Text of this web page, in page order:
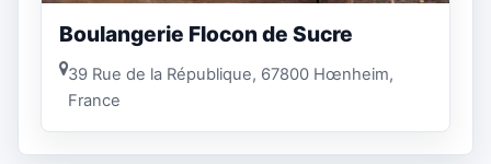
Boulangerie Flocon de Sucre
39 Rue de la République, 67800 Hœnheim,
France